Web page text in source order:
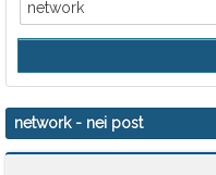
Eventi
Info Utili
Rubriche
Calendario
network- nei post